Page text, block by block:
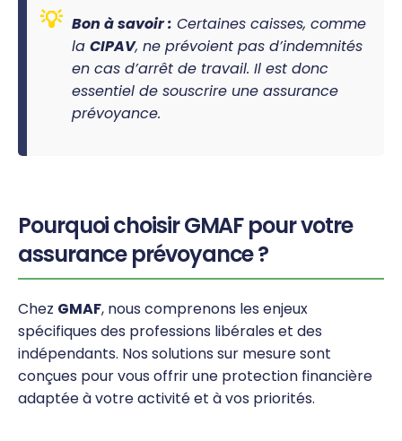
Bon à savoir : Certaines caisses, comme
la CIPAV, ne prévoient pas d’indemnités
en cas d’arrêt de travail. Il est donc
essentiel de souscrire une assurance
prévoyance.
Pourquoi choisir GMAF pour votre
assurance prévoyance ?
Chez GMAF, nous comprenons les enjeux
spécifiques des professions libérales et des
indépendants. Nos solutions sur mesure sont
conçues pour vous offrir une protection financière
adaptée à votre activité et à vos priorités.